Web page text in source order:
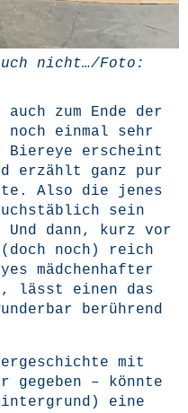
nicht…/Foto:
zum Ende der
noch ein­mal sehr
erscheint
erzählt ganz pur
Also die jenes
sein
dann, kurz vor
noch) reich
mäd­chen­haf­ter
lässt einen das
berüh­rend
mit
– könn­te
eine